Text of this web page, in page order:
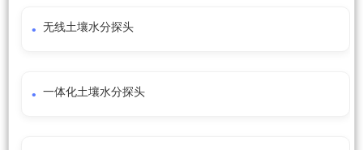
无线土壤水分探头
一体化土壤水分探头